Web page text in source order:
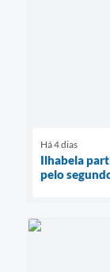
Há 4 dias
Ilhabela
pelo